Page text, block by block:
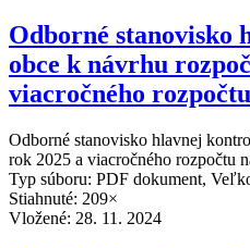
Odborné
obce k návrhu
viacročného
Odborné stanovisko hlavnej
rok 2025 a viacročného rozpočtu
Typ súboru: PDF dokument,
Stiahnuté: 209×
Vložené: 28. 11. 2024